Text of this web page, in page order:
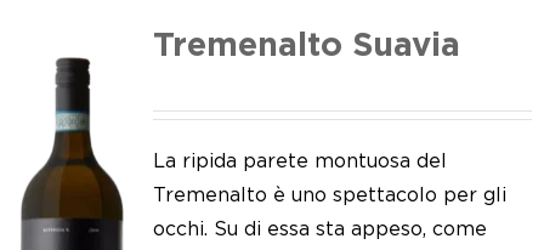
Tremenalto Suavia
La ripida parete montuosa del
Tremenalto è uno spettacolo per gli
occhi. Su di essa sta appeso, come